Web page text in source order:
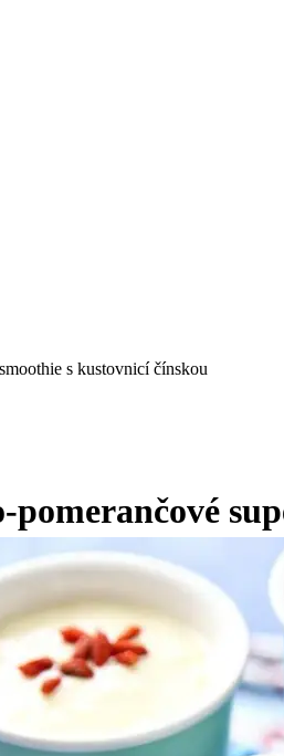
s kustovnicí čínskou
pomerančové